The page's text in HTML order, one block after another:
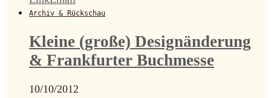
Archiv & Rückschau
Kleine (große) Designänderung
& Frankfurter Buchmesse
10/10/2012